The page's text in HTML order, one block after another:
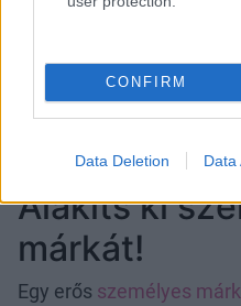
CONFIRM
Data Deletion Data
minden
és alkalmaznia
szerint
Alakíts ki
márkát!
Egy erős személyes